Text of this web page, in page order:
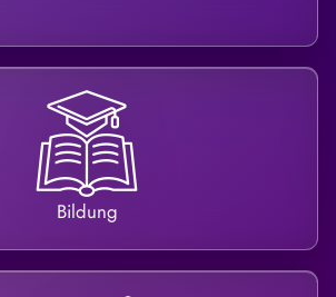
Bildung